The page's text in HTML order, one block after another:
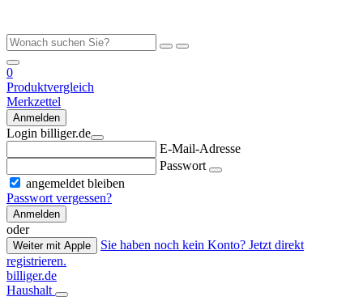
0
Produktvergleich
Merkzettel
Anmelden
Login billiger.de
E-Mail-Adresse
Passwort
angemeldet bleiben
Passwort vergessen?
Anmelden
oder
Weiter mit Apple
Sie haben noch kein Konto? Jetzt direkt
registrieren.
billiger.de
Haushalt